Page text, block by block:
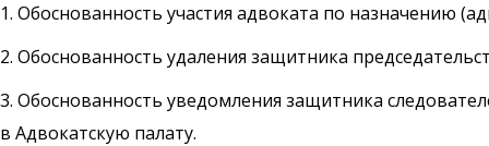
1. Обоснованность участия адвоката по назначению
2. Обоснованность удаления защитника
3. Обоснованность уведомления защитника
в Адвокатскую палату.